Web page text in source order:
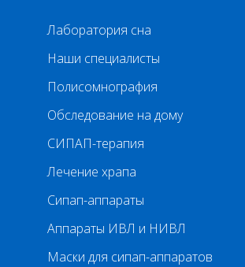
Лаборатория сна
Наши специалисты
Полисомнография
Обследование на дому
СИПАП-терапия
Лечение храпа
Сипап-аппараты
Аппараты ИВЛ и НИВЛ
Маски для сипап-аппаратов